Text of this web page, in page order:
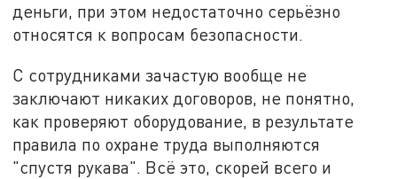
деньги, при этом недостаточно серьёзно
относятся к вопросам безопасности.
С сотрудниками зачастую вообще не
заключают никаких договоров, не понятно,
как проверяют оборудование, в результате
правила по охране труда выполняются
"спустя рукава". Всё это, скорей всего и